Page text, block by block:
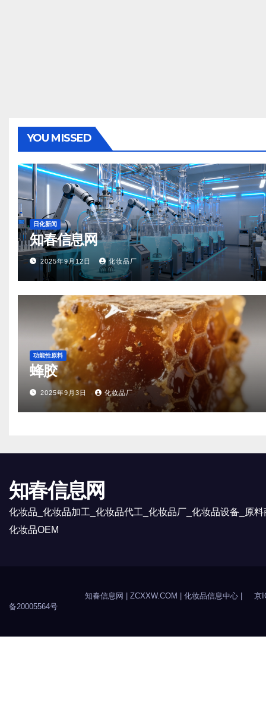
YOU MISSED
日化新闻
知春信息网
2025年9月12日 化妆品厂
功能性原料
蜂胶
2025年9月3日 化妆品厂
知春信息网
化妆品_化妆品加工_化妆品代工_化妆品厂_化妆品设备_原料
化妆品OEM
知春信息网 | ZCXXW.COM | 化妆品信息中心
京
备20005564号